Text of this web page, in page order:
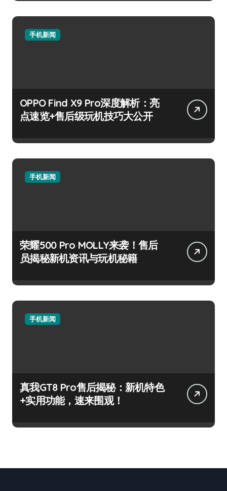
手机新闻
OPPO Find X9 Pro深度解析：亮
点速览+售后级玩机技巧大公开
手机新闻
荣耀500 Pro MOLLY来袭！售后
员揭秘新机资讯与玩机秘籍
手机新闻
真我GT8 Pro售后揭秘：新机特色
+实用功能，速来围观！